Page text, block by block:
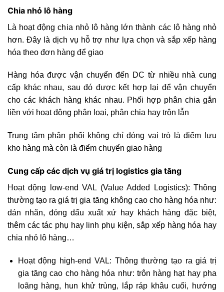
Chia nhỏ lô hàng
Là hoạt động chia nhỏ lô hàng lớn thành các lô hàng nhỏ
hơn. Đây là dịch vụ hỗ trợ như lựa chọn và sắp xếp hàng
hóa theo đơn hàng để giao
Hàng hóa được vận chuyển đến DC từ nhiều nhà cung
cấp khác nhau, sau đó được kết hợp lại để vận chuyển
cho các khách hàng khác nhau. Phối hợp phân chia gắn
liền với hoạt động phân loại, phân chia hay trộn lẫn
Trung tâm phân phối không chỉ đóng vai trò là điểm lưu
kho hàng mà còn là điểm chuyển giao hàng
Cung cấp các dịch vụ giá trị logistics gia tăng
Hoạt động low-end VAL (Value Added Logistics): Thông
thường tạo ra giá trị gia tăng không cao cho hàng hóa như:
dán nhãn, đóng dấu xuất xứ hay khách hàng đặc biệt,
thêm các tác phụ hay linh phụ kiện, sắp xếp hàng hóa hay
chia nhỏ lô hàng…
Hoạt động high-end VAL: Thông thường tạo ra giá trị
gia tăng cao cho hàng hóa như: trôn hàng hạt hay pha
loãng hàng, hun khử trùng, lắp ráp khâu cuối, hướng